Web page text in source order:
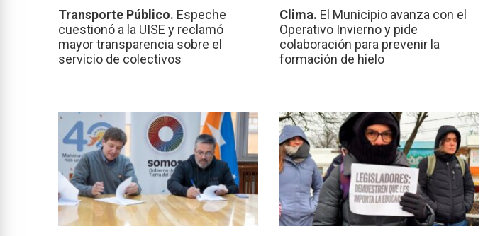
Transporte Público. Espeche
cuestionó a la UISE y reclamó
mayor transparencia sobre el
servicio de colectivos
Clima. El Municipio avanza con el
Operativo Invierno y pide
colaboración para prevenir la
formación de hielo